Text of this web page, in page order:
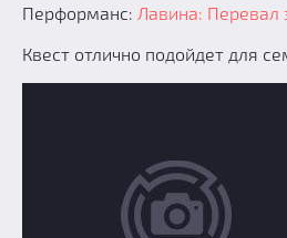
Перформанс: Лавина: Перевал
Квест отлично подойдет для